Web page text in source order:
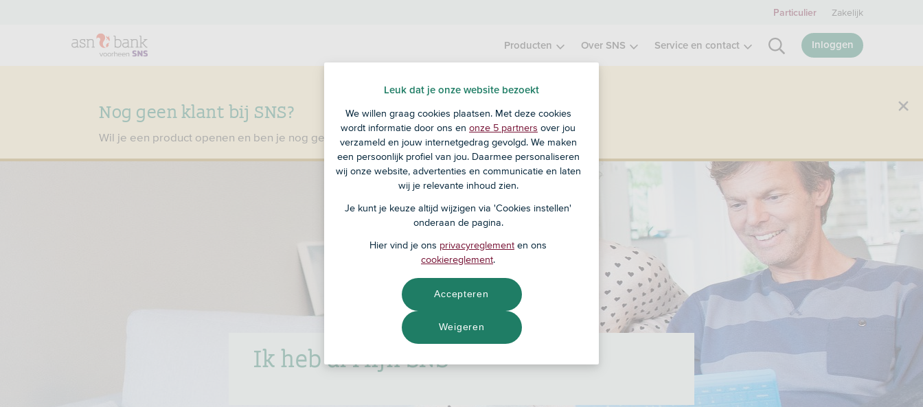
Nog geen klant bij SNS?
Wil je een product openen en ben je nog geen klant bij SNS?Ga dan naar ASN Bank
Producten Over SNS Service en contact Inloggen
Particulier Zakelijk
Ik heb al Mijn SNS
Leuk dat je onze website bezoekt
We willen graag cookies plaatsen. Met deze cookies
wordt informatie door ons en onze 5 partners over jou
verzameld en jouw internetgedrag gevolgd. We maken
een persoonlijk profiel van jou. Daarmee personaliseren
wij onze website, advertenties en communicatie en laten
wij je relevante inhoud zien.
Je kunt je keuze altijd wijzigen via 'Cookies instellen'
onderaan de pagina.
Hier vind je ons privacyreglement en ons
cookiereglement.
Weigeren
Accepteren